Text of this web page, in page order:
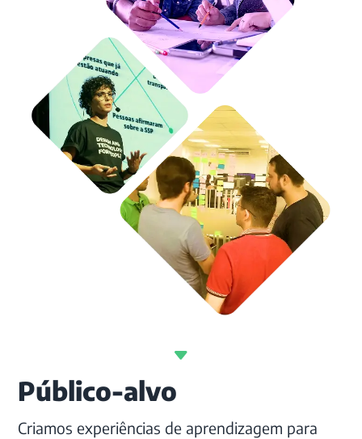
Público-alvo
Criamos experiências de aprendizagem para